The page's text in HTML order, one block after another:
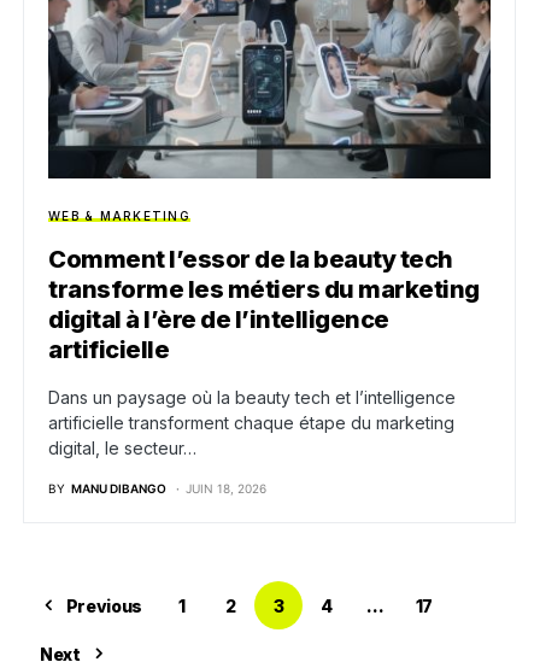
WEB & MARKETING
Comment l’essor de la beauty tech
transforme les métiers du marketing
digital à l’ère de l’intelligence
artificielle
Dans un paysage où la beauty tech et l’intelligence
artificielle transforment chaque étape du marketing
digital, le secteur…
BY MANU DIBANGO JUIN 18, 2026
Previous 1 2 3 4 … 17
Next